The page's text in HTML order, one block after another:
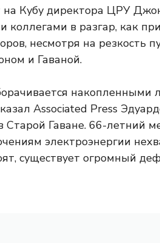
на Кубу директора ЦРУ
коллегами в разгар, как
несмотря на резкость
и Гаваной.
накопленными
Associated Press
Гаване. 66-летний
электроэнергии
существует огромный